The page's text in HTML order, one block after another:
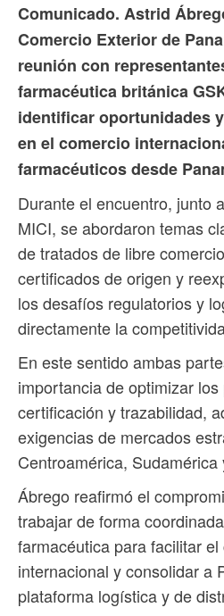
Comunicado. Astrid
Comercio Exterior de
reunión con
farmacéutica británica
identificar oportunidades
en el comercio
farmacéuticos desde
Durante el encuentro, junto
MICI, se abordaron temas
de tratados de libre
certificados de origen y
los desafíos regulatorios y
directamente la
En este sentido ambas
importancia de optimizar
certificación y trazabilidad,
exigencias de mercados
Centroamérica, Sudamérica
Ábrego reafirmó el
trabajar de forma
farmacéutica para facilitar el
internacional y consolidar a
plataforma logística y de